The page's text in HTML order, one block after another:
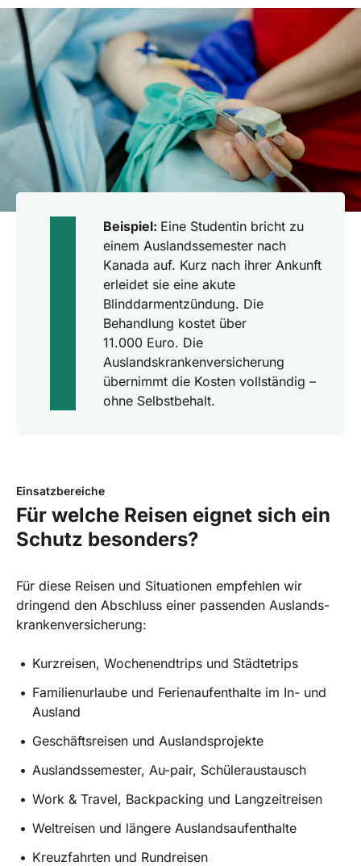
Beispiel: Eine Studentin bricht zu
einem Auslandssemester nach
Kanada auf. Kurz nach ihrer Ankunft
erleidet sie eine akute
Blinddarmentzündung. Die
Behandlung kostet über
11.000 Euro. Die
Auslandskrankenversicherung
übernimmt die Kosten vollständig –
ohne Selbstbehalt.
Einsatzbereiche
Für welche Reisen eignet sich ein
Schutz besonders?
Für diese Reisen und Situationen empfehlen wir
dringend den Abschluss einer passenden Auslands­
kranken­versicherung:
Kurzreisen, Wochenendtrips und Städtetrips
Familienurlaube und Ferienaufenthalte im In- und
Ausland
Geschäftsreisen und Auslandsprojekte
Auslandssemester, Au-pair, Schüleraustausch
Work & Travel, Backpacking und Langzeitreisen
Weltreisen und längere Auslandsaufenthalte
Kreuzfahrten und Rundreisen